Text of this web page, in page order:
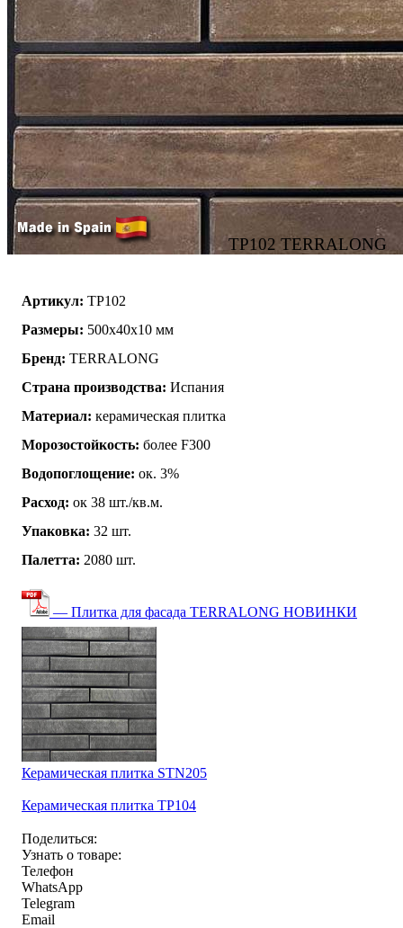
TP102 TERRALONG
Артикул: TP102
Размеры: 500х40х10 мм
Бренд: TERRALONG
Страна производства: Испания
Материал: керамическая плитка
Морозостойкость: более F300
Водопоглощение: ок. 3%
Расход: ок 38 шт./кв.м.
Упаковка: 32 шт.
Палетта: 2080 шт.
— Плитка для фасада TERRALONG НОВИНКИ
Керамическая плитка STN205
Керамическая плитка TP104
Поделиться:
Узнать о товаре:
Телефон
WhatsApp
Telegram
Email